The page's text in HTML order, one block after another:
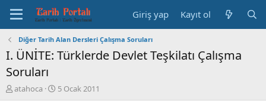
Giriş yap Kayıt ol
Diğer Tarih Alan Dersleri Çalışma Soruları
I. ÜNİTE: Türklerde Devlet Teşkilatı Çalışma
Soruları
K
atahoca
B
5 Ocak 2011